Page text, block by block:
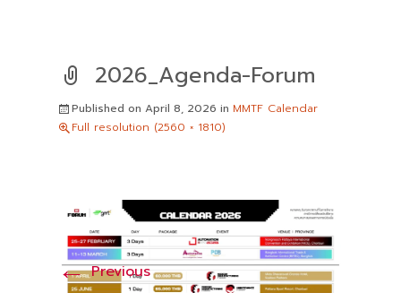
2026_Agenda-Forum
Published on April 8, 2026 in MMTF Calendar
Full resolution (2560 × 1810)
←Previous